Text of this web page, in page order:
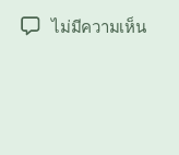
ไม่มีความเห็นบน